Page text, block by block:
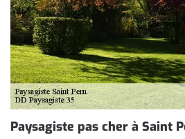
Paysagiste pas cher à Saint